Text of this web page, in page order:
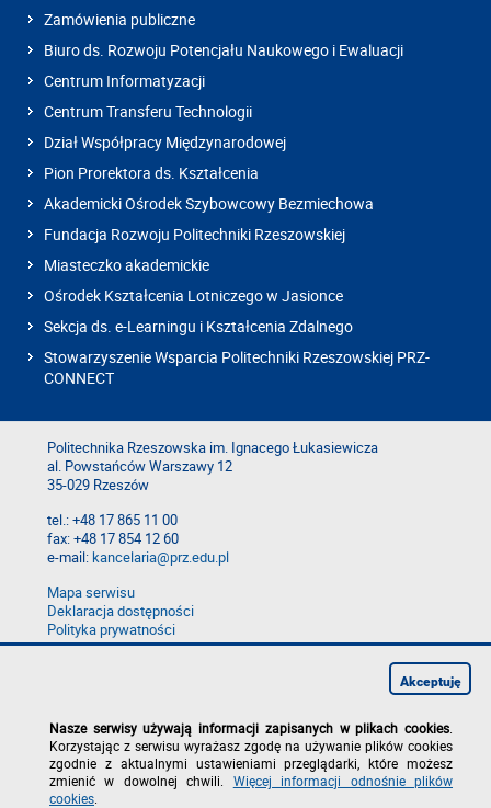
Zamówienia publiczne
Biuro ds. Rozwoju Potencjału Naukowego i Ewaluacji
Centrum Informatyzacji
Centrum Transferu Technologii
Dział Współpracy Międzynarodowej
Pion Prorektora ds. Kształcenia
Akademicki Ośrodek Szybowcowy Bezmiechowa
Fundacja Rozwoju Politechniki Rzeszowskiej
Miasteczko akademickie
Ośrodek Kształcenia Lotniczego w Jasionce
Sekcja ds. e-Learningu i Kształcenia Zdalnego
Stowarzyszenie Wsparcia Politechniki Rzeszowskiej PRZ-
CONNECT
Politechnika Rzeszowska im. Ignacego Łukasiewicza
al. Powstańców Warszawy 12
35-029 Rzeszów
tel.: +48 17 865 11 00
fax: +48 17 854 12 60
e-mail:kancelaria@prz.edu.pl
Mapa serwisu
Deklaracja dostępności
Polityka prywatności
Zgłoś błąd na stronie
Nasze serwisy używają informacji zapisanych w plikach cookies
Korzystając z serwisu wyrażasz zgodę na używanie plików cookies
zgodnie z aktualnymi ustawieniami przeglądarki, które możesz
zmienić w dowolnej chwili. Więcej informacji odnośnie plików
cookies
Akceptuję